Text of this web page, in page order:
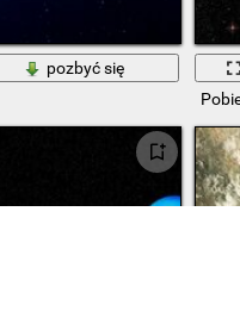
pozbyć się